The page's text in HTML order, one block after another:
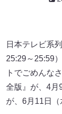
日本テレビ系
25:29～25:59
トでごめんな
全版』が、4月
が、6月11日